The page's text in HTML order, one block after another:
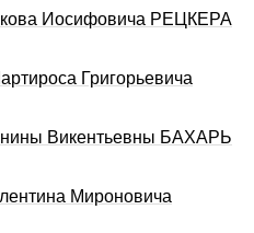
Иосифовича РЕЦКЕРА
Григорьевича
Викентьевны БАХАРЬ
Мироновича